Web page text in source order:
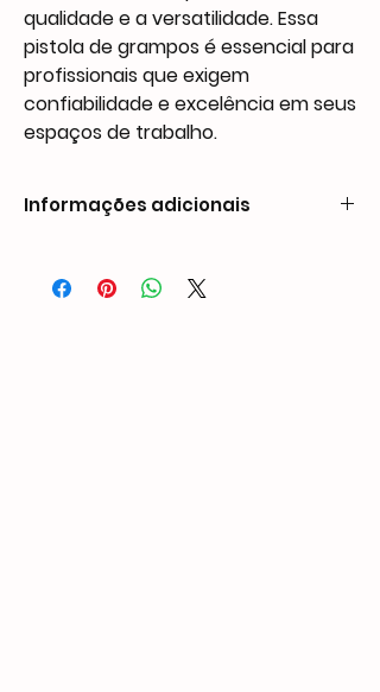
qualidade e a versatilidade. Essa
pistola de grampos é essencial para
profissionais que exigem
confiabilidade e excelência em seus
espaços de trabalho.
Informações adicionais
Comprimento: 1/4″ - 5/8″ (6 mm - 16 mm)